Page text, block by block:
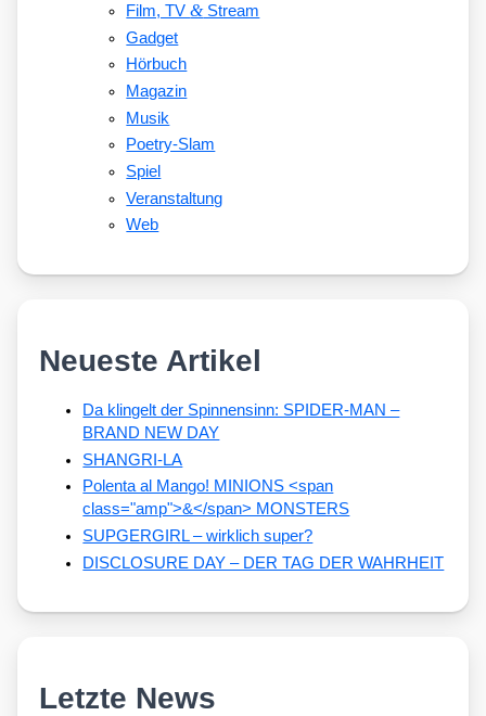
Film, TV&Stream
Gadget
Hörbuch
Magazin
Musik
Poetry-Slam
Spiel
Veranstaltung
Web
Neueste Artikel
Da klingelt der Spinnensinn: SPIDER-MAN –
BRAND NEW DAY
SHANGRI-LA
Polenta al Mango! MINIONS <span
class="amp">&</span> MONSTERS
SUPGERGIRL – wirklich super?
DISCLOSURE DAY – DER TAG DER WAHRHEIT
Letzte News